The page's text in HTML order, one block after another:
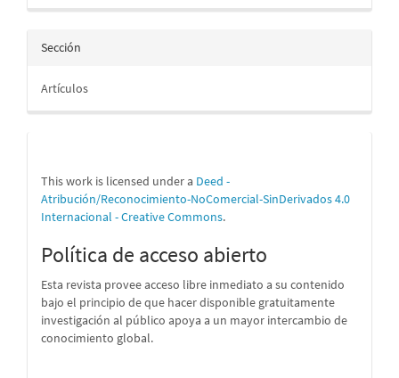
Sección
Artículos
This work is licensed under a Deed -
Atribución/Reconocimiento-NoComercial-SinDerivados 4.0
Internacional - Creative Commons.
Política de acceso abierto
Esta revista provee acceso libre inmediato a su contenido
bajo el principio de que hacer disponible gratuitamente
investigación al público apoya a un mayor intercambio de
conocimiento global.